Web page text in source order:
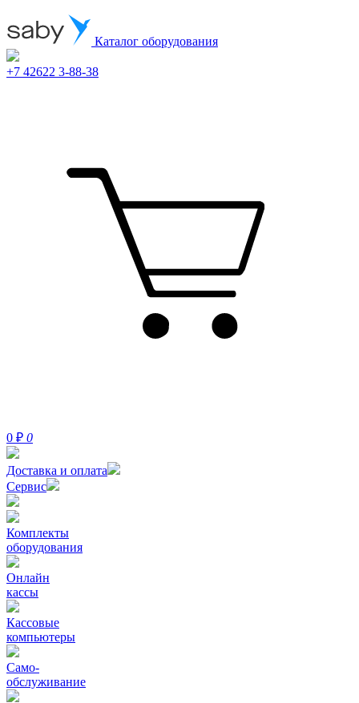
Каталог оборудования
+7 42622 3-88-38
0 ₽ 0
Доставка и оплата
Сервис
Комплекты
оборудования
Онлайн
кассы
Кассовые
компьютеры
Само-
обслуживание